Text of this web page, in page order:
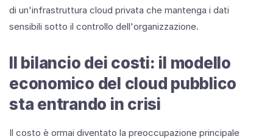
di un'infrastruttura cloud privata che mantenga i dati
sensibili sotto il controllo dell'organizzazione.
Il bilancio dei costi: il modello
economico del cloud pubblico
sta entrando in crisi
Il costo è ormai diventato la preoccupazione principale